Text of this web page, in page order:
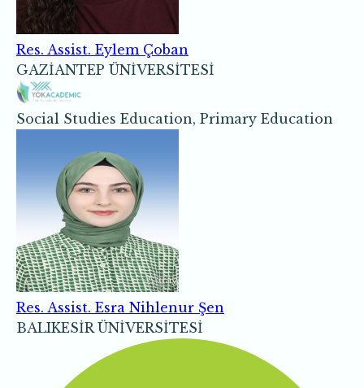
Res. Assist. Eylem Çoban
GAZİANTEP ÜNİVERSİTESİ
Social Studies Education, Primary Education
Res. Assist. Esra Nihlenur Şen
BALIKESİR ÜNİVERSİTESİ